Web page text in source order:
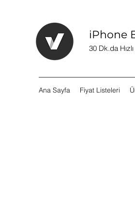
iPhone
30 Dk.da
Ana Sayfa Fiyat Listeleri